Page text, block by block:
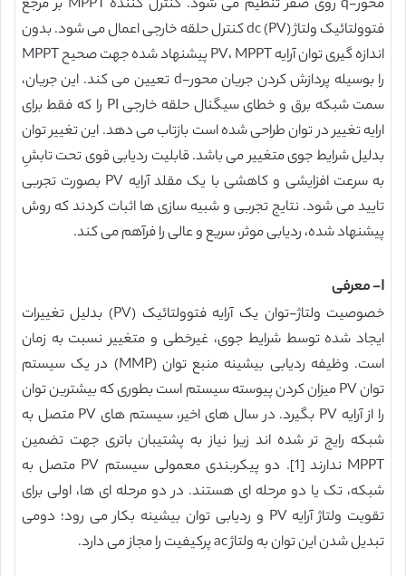
محور-q روی صفر تنظیم می شود. کنترل کننده MPPT بر مرجع
فتوولتائیک ولتاژ dc (PV) کنترل حلقه خارجی اعمال می شود. بدون
اندازه گیری توان آرایه PV، MPPT پیشنهاد شده جهت صحیح MPPT
را بوسیله پردازش کردن جریان محور-d تعیین می کند. این جریان،
سمت شبکه برق و خطای سیگنال حلقه خارجی PI را که فقط برای
ارایه تغییر در توان طراحی شده است بازتاب می دهد. این تغییر توان
بدلیل شرایط جوی متغییر می باشد. قابلیت ردیابی قوی تحت تابشِ
به سرعت افزایشی و کاهشی با یک مقلد آرایه PV بصورت تجربی
تایید می شود. نتایج تجربی و شبیه سازی ها اثبات کردند که روش
پیشنهاد شده، ردیابی موثر، سریع و عالی را فرآهم می کند.
I- معرفی
خصوصیت ولتاژ-توان یک آرایه فتوولتائیک (PV) بدلیل تغییرات
ایجاد شده توسط شرایط جوی، غیرخطی و متغییر نسبت به زمان
است. وظیفه ردیابی بیشینه منبع توان (MMP) در یک سیستم
توان PV میزان کردن پیوسته سیستم است بطوری که بیشترین توان
را از آرایه PV بگیرد. در سال های اخیر، سیستم های PV متصل به
شبکه رایج تر شده اند زیرا نیاز به پشتیبان باتری جهت تضمین
MPPT ندارند [1]. دو پیکربندی معمولی سیستم PV متصل به
شبکه، تک یا دو مرحله ای هستند. در دو مرحله ای ها، اولی برای
تقویت ولتاژ آرایه PV و ردیابی توان بیشینه بکار می رود؛ دومی
تبدیل شدن این توان به ولتاژ ac پرکیفیت را مجاز می دارد.